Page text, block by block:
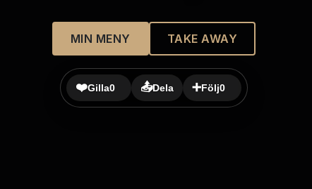
MIN MENY TAKE AWAY
❤️Gilla0 📤Dela ➕Följ0